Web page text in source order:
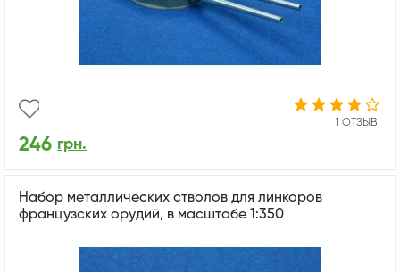
1 ОТЗЫВ
246 грн.
Набор металлических стволов для линкоров
французских орудий, в масштабе 1:350